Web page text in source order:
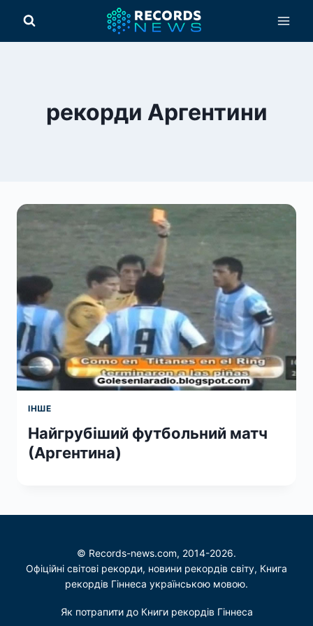
вмісту
рекорди Аргентини
ІНШЕ
Найгрубіший футбольний матч
(Аргентина)
© Records-news.com, 2014-2026.
Офіційні світові рекорди, новини рекордів світу, Книга
рекордів Гіннеса українською мовою.
Як потрапити до Книги рекордів Гіннеса